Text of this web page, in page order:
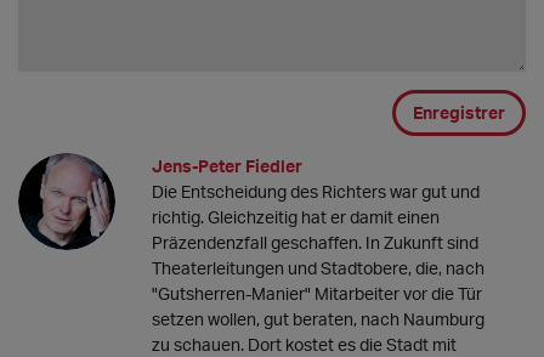
Enregistrer
Jens-Peter Fiedler
Die Entscheidung des Richters war gut und
richtig. Gleichzeitig hat er damit einen
Präzendenzfall geschaffen. In Zukunft sind
Theaterleitungen und Stadtobere, die, nach
"Gutsherren-Manier" Mitarbeiter vor die Tür
setzen wollen, gut beraten, nach Naumburg
zu schauen. Dort kostet es die Stadt mit